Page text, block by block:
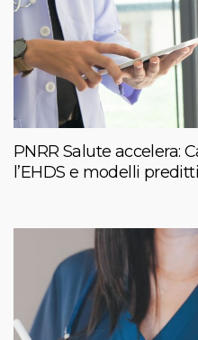
PNRR Salute accelera:
l’EHDS e modelli